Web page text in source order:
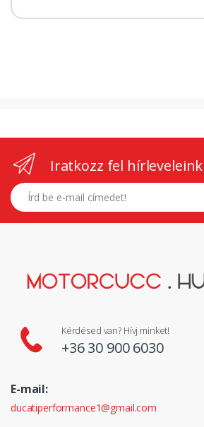
Iratkozz fel
E-mail címed
Kérdésed van? Hívj minket!
+36 30 900 6030
E-mail:
ducatiperformance1@gmail.com